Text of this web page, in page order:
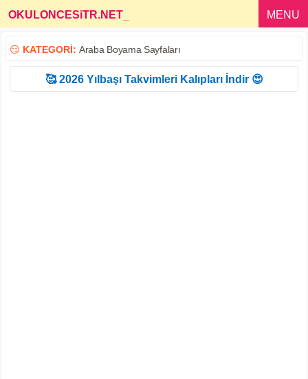
OKULONCESiTR.NET MENU
😏 KATEGORİ: Araba Boyama Sayfaları
🥰 2026 Yılbaşı Takvimleri Kalıpları İndir 😍